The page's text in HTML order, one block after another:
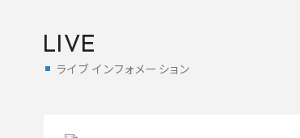
LIVE
ライブ インフォメーション